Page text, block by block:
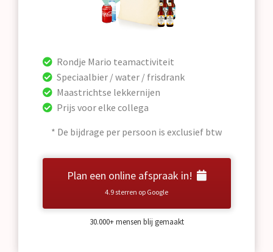
Rondje Mario teamactiviteit
Speciaalbier / water / frisdrank
Maastrichtse lekkernijen
Prijs voor elke collega
* De bijdrage per persoon is exclusief btw
Plan een online afspraak in!
4.9 sterren op Google
30.000+ mensen blij gemaakt